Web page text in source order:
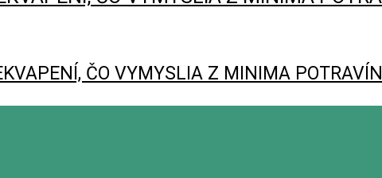
ČO VYMYSLIA Z MINIMA POTRAVÍN